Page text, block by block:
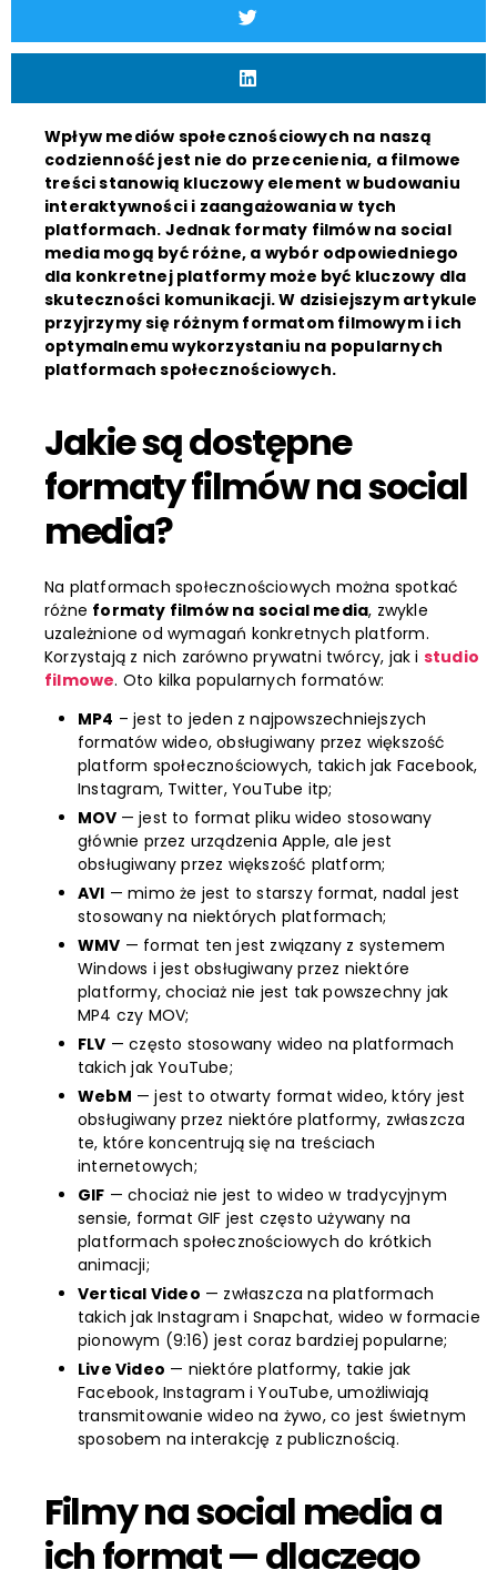
Wpływ mediów społecznościowych na naszą
codzienność jest nie do przecenienia, a filmowe
treści stanowią kluczowy element w budowaniu
interaktywności i zaangażowania w tych
platformach. Jednak formaty filmów na social
media mogą być różne, a wybór odpowiedniego
dla konkretnej platformy może być kluczowy dla
skuteczności komunikacji. W dzisiejszym artykule
przyjrzymy się różnym formatom filmowym i ich
optymalnemu wykorzystaniu na popularnych
platformach społecznościowych.
Jakie są dostępne
formaty filmów na social
media?
Na platformach społecznościowych można spotkać
różne formaty filmów na social media, zwykle
uzależnione od wymagań konkretnych platform.
Korzystają z nich zarówno prywatni twórcy, jak i studio
filmowe. Oto kilka popularnych formatów:
MP4 – jest to jeden z najpowszechniejszych
formatów wideo, obsługiwany przez większość
platform społecznościowych, takich jak Facebook,
Instagram, Twitter, YouTube itp;
MOV — jest to format pliku wideo stosowany
głównie przez urządzenia Apple, ale jest
obsługiwany przez większość platform;
AVI — mimo że jest to starszy format, nadal jest
stosowany na niektórych platformach;
WMV — format ten jest związany z systemem
Windows i jest obsługiwany przez niektóre
platformy, chociaż nie jest tak powszechny jak
MP4 czy MOV;
FLV — często stosowany wideo na platformach
takich jak YouTube;
WebM — jest to otwarty format wideo, który jest
obsługiwany przez niektóre platformy, zwłaszcza
te, które koncentrują się na treściach
internetowych;
GIF — chociaż nie jest to wideo w tradycyjnym
sensie, format GIF jest często używany na
platformach społecznościowych do krótkich
animacji;
Vertical Video — zwłaszcza na platformach
takich jak Instagram i Snapchat, wideo w formacie
pionowym (9:16) jest coraz bardziej popularne;
Live Video — niektóre platformy, takie jak
Facebook, Instagram i YouTube, umożliwiają
transmitowanie wideo na żywo, co jest świetnym
sposobem na interakcję z publicznością.
Filmy na social media a
ich format — dlaczego